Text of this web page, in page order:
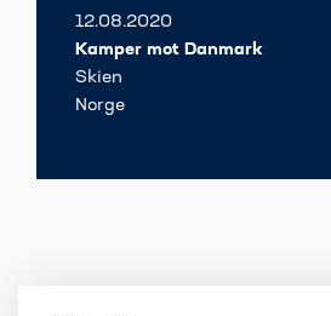
12.08.2020
Kamper mot Danmark
Skien
Norge